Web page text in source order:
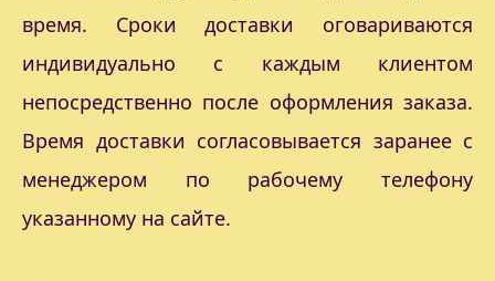
время. Сроки доставки оговариваются
индивидуально с каждым клиентом
непосредственно после оформления заказа.
Время доставки согласовывается заранее с
менеджером по рабочему телефону
указанному на сайте.